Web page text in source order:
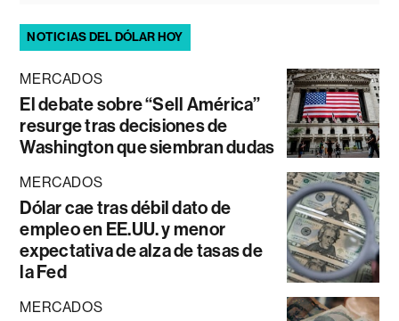
NOTICIAS DEL DÓLAR HOY
MERCADOS
El debate sobre “Sell América”
resurge tras decisiones de
Washington que siembran dudas
MERCADOS
Dólar cae tras débil dato de
empleo en EE.UU. y menor
expectativa de alza de tasas de
la Fed
MERCADOS